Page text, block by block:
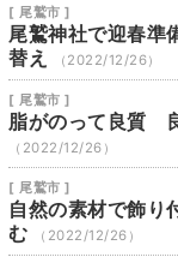
[ 尾鷲市 ]
尾鷲神社で迎春
替え
（2022/12/26）
[ 尾鷲市 ]
脂がのって良質
（2022/12/26）
[ 尾鷲市 ]
自然の素材で飾
む
（2022/12/26）